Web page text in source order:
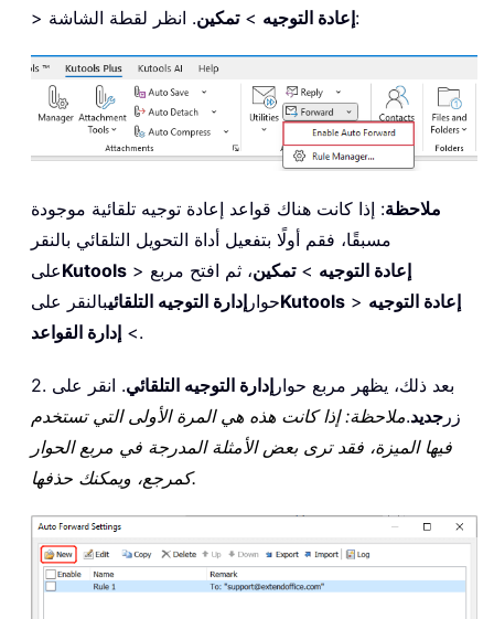
>
إعادة التوجيه >تمكين . انظر لقطة الشاشة:
ملاحظة: إذا كانت هناك قواعد إعادة توجيه تلقائية موجودة
مسبقًا، فقم أولًا بتفعيل أداة التحويل التلقائي بالنقر
علىKutools > إعادة التوجيه >تمكين، ثم افتح مربع
حوار إدارة التوجيه التلقائيبالنقر على Kutools > إعادة التوجيه
> إدارة القواعد .
2. بعد ذلك، يظهر مربع حوار إدارة التوجيه التلقائي. انقر على
زر جديد.ملاحظة: إذا كانت هذه هي المرة الأولى التي تستخدم
فيها الميزة، فقد ترى بعض الأمثلة المدرجة في مربع الحوار
كمرجع، ويمكنك حذفها.